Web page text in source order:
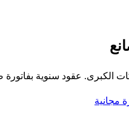
عقود سنوية بفاتورة
مجانية